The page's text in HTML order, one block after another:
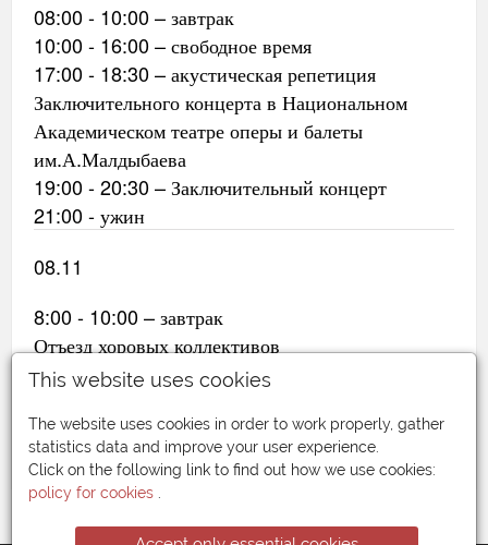
08:00 - 10:00 – завтрак
10:00 - 16:00 – свободное время
17:00 - 18:30 – акустическая репетиция
Заключительного концерта в Национальном
Академическом театре оперы и балеты
им.А.Малдыбаева
19:00 - 20:30 – Заключительный концерт
21:00 - ужин
08.11
8:00 - 10:00 – завтрак
Отъезд хоровых коллективов
- ⁠Oрганизатор оставляет за собой право вносить
изменения в программу Форума без
предварительного уведомления.
This website uses cookies
The website uses cookies in order to work properly, gather
statistics data and improve your user experience.
Click on the following link to find out how we use cookies:
policy for cookies